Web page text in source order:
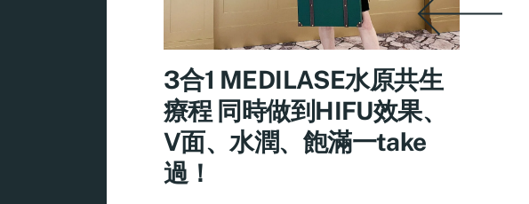
3合1 MEDILASE水原共生
療程 同時做到HIFU效果、
V面、水潤、飽滿一take
過！